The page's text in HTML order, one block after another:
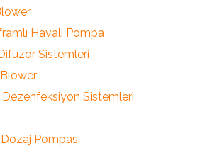
Havalı Pompa
Sistemleri
Sistemleri
Pompası